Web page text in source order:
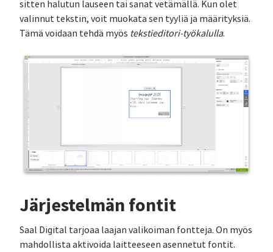
sitten halutun lauseen tai sanat vetämällä. Kun olet
valinnut tekstin, voit muokata sen tyyliä ja määrityksiä.
Tämä voidaan tehdä myös tekstieditori-työkalulla.
Järjestelmän fontit
Saal Digital tarjoaa laajan valikoiman fontteja. On myös
mahdollista aktivoida laitteeseen asennetut fontit.